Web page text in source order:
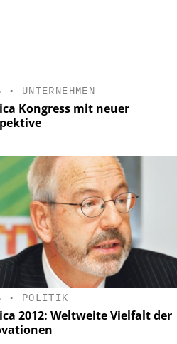
• UNTERNEHMEN
Kongress mit neuer
• POLITIK
2012: Weltweite Vielfalt der